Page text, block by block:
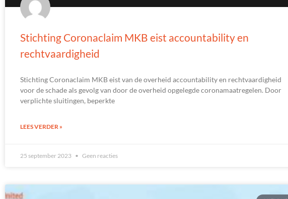
Stichting Coronaclaim MKB eist accountability en
rechtvaardigheid
Stichting Coronaclaim MKB eist van de overheid accountability en rechtvaardigheid
voor de schade als gevolg van door de overheid opgelegde coronamaatregelen. Door
verplichte sluitingen, beperkte
LEES VERDER »
25 september 2023 Geen reacties